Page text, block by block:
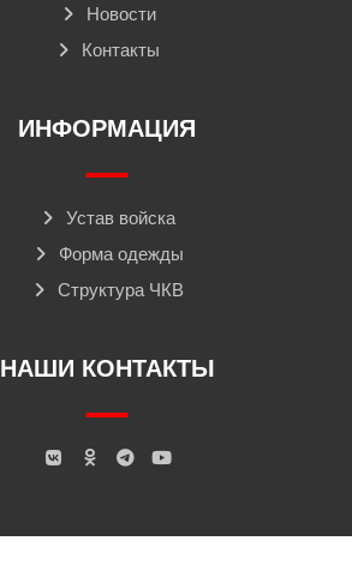
Новости
Контакты
ИНФОРМАЦИЯ
Устав войска
Форма одежды
Структура ЧКВ
НАШИ КОНТАКТЫ